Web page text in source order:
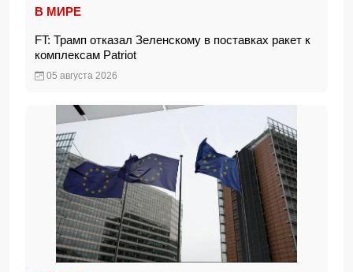
В МИРЕ
FT: Трамп отказал Зеленскому в поставках ракет к
комплексам Patriot
05 августа 2026